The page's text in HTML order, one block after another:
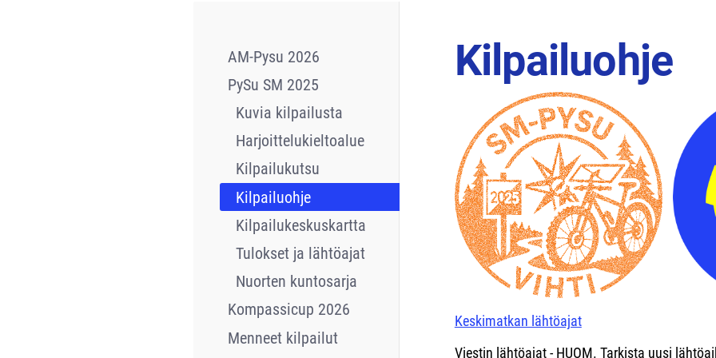
AM-Pysu 2026
PySu SM 2025
Kuvia kilpailusta
Harjoittelukieltoalue
Kilpailukutsu
Kilpailuohje
Kilpailukeskuskartta
Tulokset ja lähtöajat
Nuorten kuntosarja
Kompassicup 2026
Menneet kilpailut
Kilpailuohje
Keskimatkan lähtöajat
Viestin lähtöajat - HUOM. Tarkista uusi